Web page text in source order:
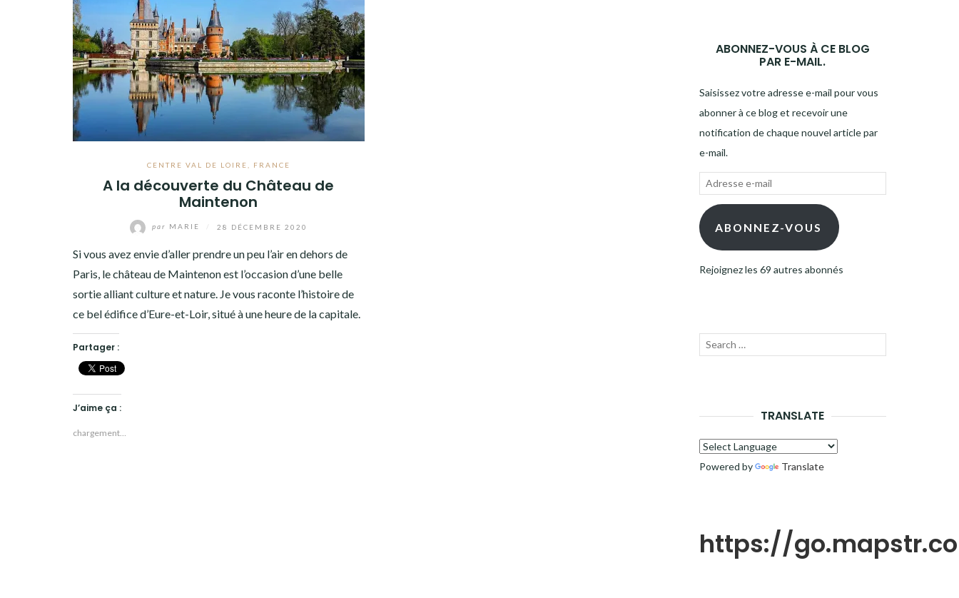
CENTRE VAL DE LOIRE FRANCE
A la découverte du Château de
Maintenon
par MARIE 28 DÉCEMBRE 2020
Si vous avez envie d’aller prendre un peu l’air en dehors de
Paris, le château de Maintenon est l’occasion d’une belle
sortie alliant culture et nature. Je vous raconte l’histoire de
ce bel édifice d’Eure-et-Loir, situé à une heure de la capitale.
Partager :
J’aime ça :
chargement…
ABONNEZ-VOUS À CE BLOG
PAR E-MAIL.
Saisissez votre adresse e-mail pour vous
abonner à ce blog et recevoir une
notification de chaque nouvel article par
e-mail.
Adresse
mail ABONNEZ-VOUS
Rejoignez les 69 autres abonnés
Recherche
TRANSLATE
Powered by Translate
https://